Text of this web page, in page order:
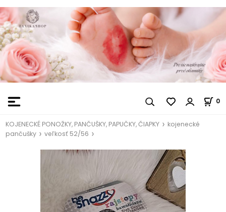
0
KOJENECKÉ PONOŽKY, PANČUŠKY, PAPUČKY, ČIAPKY
kojenecké
pančušky
veľkosť 52/56